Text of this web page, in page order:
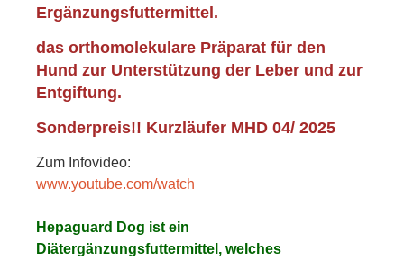
Ergänzungsfuttermittel.
das orthomolekulare Präparat für den
Hund zur Unterstützung der Leber und zur
Entgiftung.
Sonderpreis!! Kurzläufer MHD 04/ 2025
Zum Infovideo:
www.youtube.com/watch
Hepaguard Dog ist ein
Diätergänzungsfuttermittel, welches